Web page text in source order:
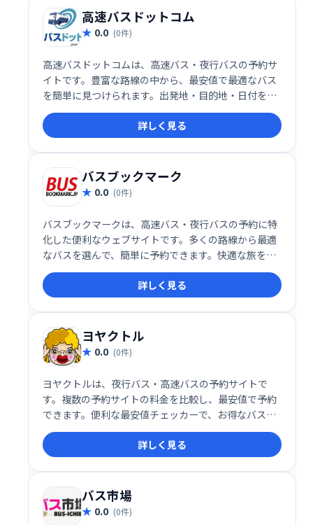
高速バスドットコム
0.0 (0件)
高速バスドットコムは、高速バス・夜行バスの予約サ
イトです。豊富な路線の中から、最安値で最適なバス
を簡単に見つけられます。出発地・目的地・日付を入
力するだけで、複数のバス会社から運行情報を比較
し、すぐに予約できます。快適な旅を、高速バスドッ
トコムで！
詳しく見る
バスブックマーク
0.0 (0件)
バスブックマークは、高速バス・夜行バスの予約に特
化した便利なウェブサイトです。多くの路線から最適
なバスを選んで、簡単に予約できます。快適な旅を計
画するお手伝いをいたします。
詳しく見る
ヨヤクトル
0.0 (0件)
ヨヤクトルは、夜行バス・高速バスの予約サイトで
す。複数の予約サイトの料金を比較し、最安値で予約
できます。便利な最安値チェッカーで、お得なバス旅
行を簡単に見つけられます。快適な旅を、ヨヤクトル
で！
詳しく見る
バス市場
0.0 (0件)